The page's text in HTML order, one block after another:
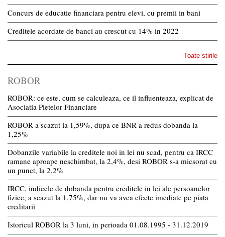
Concurs de educatie financiara pentru elevi, cu premii in bani
Creditele acordate de banci au crescut cu 14% in 2022
Toate stirile
ROBOR
ROBOR: ce este, cum se calculeaza, ce il influenteaza, explicat de
Asociatia Pietelor Financiare
ROBOR a scazut la 1,59%, dupa ce BNR a redus dobanda la
1,25%
Dobanzile variabile la creditele noi in lei nu scad, pentru ca IRCC
ramane aproape neschimbat, la 2,4%, desi ROBOR s-a micsorat cu
un punct, la 2,2%
IRCC, indicele de dobanda pentru creditele in lei ale persoanelor
fizice, a scazut la 1,75%, dar nu va avea efecte imediate pe piata
creditarii
Istoricul ROBOR la 3 luni, in perioada 01.08.1995 - 31.12.2019